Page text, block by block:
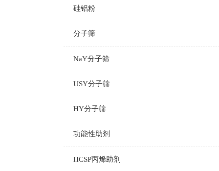
硅铝粉
分子筛
NaY分子筛
USY分子筛
HY分子筛
功能性助剂
HCSP丙烯助剂